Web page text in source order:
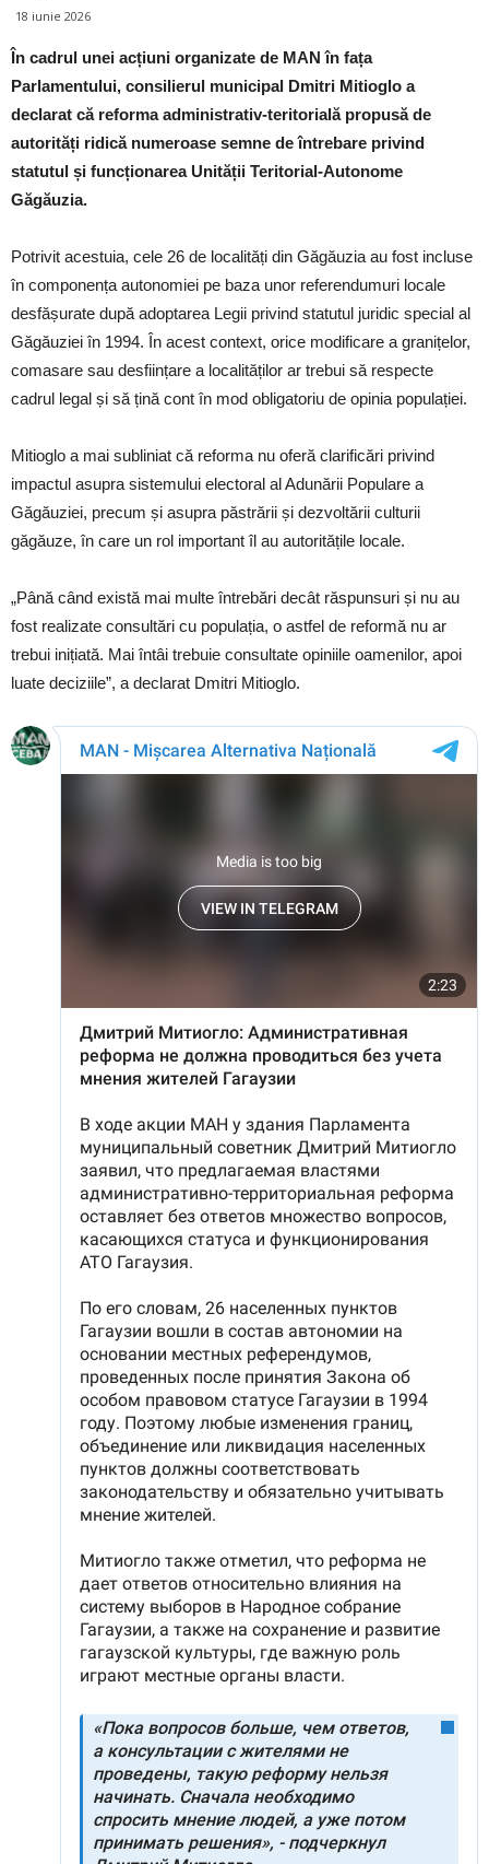
18 iunie 2026
În cadrul unei acțiuni organizate de MAN în fața
Parlamentului, consilierul municipal Dmitri Mitioglo a
declarat că reforma administrativ-teritorială propusă de
autorități ridică numeroase semne de întrebare privind
statutul și funcționarea Unității Teritorial-Autonome
Găgăuzia.
Potrivit acestuia, cele 26 de localități din Găgăuzia au fost incluse
în componența autonomiei pe baza unor referendumuri locale
desfășurate după adoptarea Legii privind statutul juridic special al
Găgăuziei în 1994. În acest context, orice modificare a granițelor,
comasare sau desființare a localităților ar trebui să respecte
cadrul legal și să țină cont în mod obligatoriu de opinia populației.
Mitioglo a mai subliniat că reforma nu oferă clarificări privind
impactul asupra sistemului electoral al Adunării Populare a
Găgăuziei, precum și asupra păstrării și dezvoltării culturii
găgăuze, în care un rol important îl au autoritățile locale.
„Până când există mai multe întrebări decât răspunsuri și nu au
fost realizate consultări cu populația, o astfel de reformă nu ar
trebui inițiată. Mai întâi trebuie consultate opiniile oamenilor, apoi
luate deciziile”, a declarat Dmitri Mitioglo.